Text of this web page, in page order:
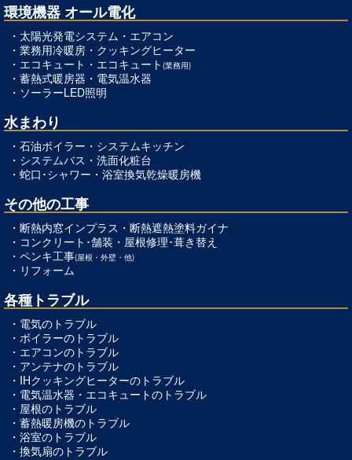
環境機器 オール電化
・太陽光発電システム・ エアコン
・ 業務用冷暖房 ・ クッキングヒーター
・ エコキュート ・ エコキュート (業務用)
・ 蓄熱式暖房器 ・ 電気温水器
・ ソーラーLED照明
水まわり
・ 石油ボイラー ・ システムキッチン
・ システムバス ・ 洗面化粧台
・ 蛇口･シャワー ・ 浴室換気乾燥暖房機
その他の工事
・ 断熱内窓インプラス ・ 断熱遮熱塗料ガイナ
・ コンクリート･舗装 ・ 屋根修理･葺き替え
・ ペンキ工事(屋根・外壁・他)
・ リフォーム
各種トラブル
・ 電気のトラブル
・ ボイラーのトラブル
・ エアコンのトラブル
・ アンテナのトラブル
・ IHクッキングヒーターのトラブル
・ 電気温水器・エコキュートのトラブル
・ 屋根のトラブル
・ 蓄熱暖房機のトラブル
・ 浴室のトラブル
・ 換気扇のトラブル